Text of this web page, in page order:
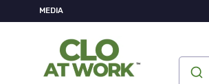
MEDIA
Panneau de gestion des cookies